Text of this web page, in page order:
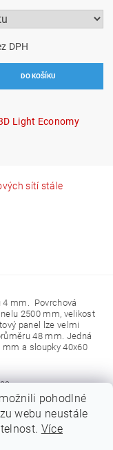
DPH
Light Economy
sítí stále
4 mm. Povrchová
2500 mm, velikost
panel lze velmi
48 mm. Jedná
a sloupky 40x60
pohodlné
webu neustále
Více